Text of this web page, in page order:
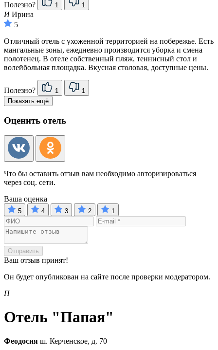
Полезно? 1 1
ИИрина
5
Отличный отель с ухоженной территорией на побережье. Есть
мангальные зоны, ежедневно производится уборка и смена
полотенец. В отеле собственный пляж, теннисный стол и
волейбольная площадка. Вкусная столовая, доступные цены.
Полезно? 1
1
Показать ещё
Оценить отель
Что бы оставить отзыв вам необходимо авторизироваться
через соц. сети.
Ваша оценка
5 4 3 2 1
Отправить
Ваш отзыв принят!
Он будет опубликован на сайте после проверки модератором.
П
Отель "Папая"
Феодосия ш. Керченское, д. 70